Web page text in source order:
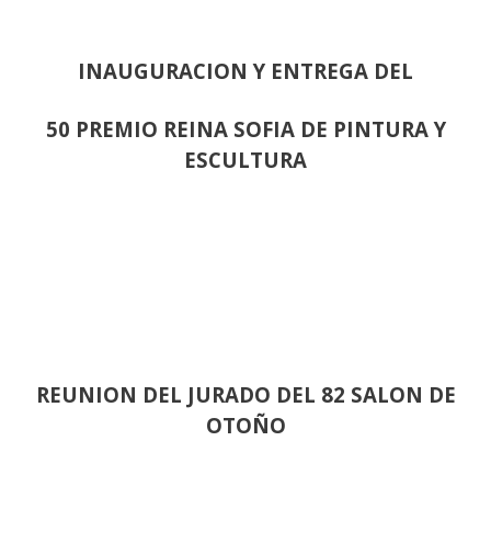
INAUGURACION Y ENTREGA DEL
50 PREMIO REINA SOFIA DE PINTURA Y
ESCULTURA
REUNION DEL JURADO DEL 82 SALON DE
OTOÑO